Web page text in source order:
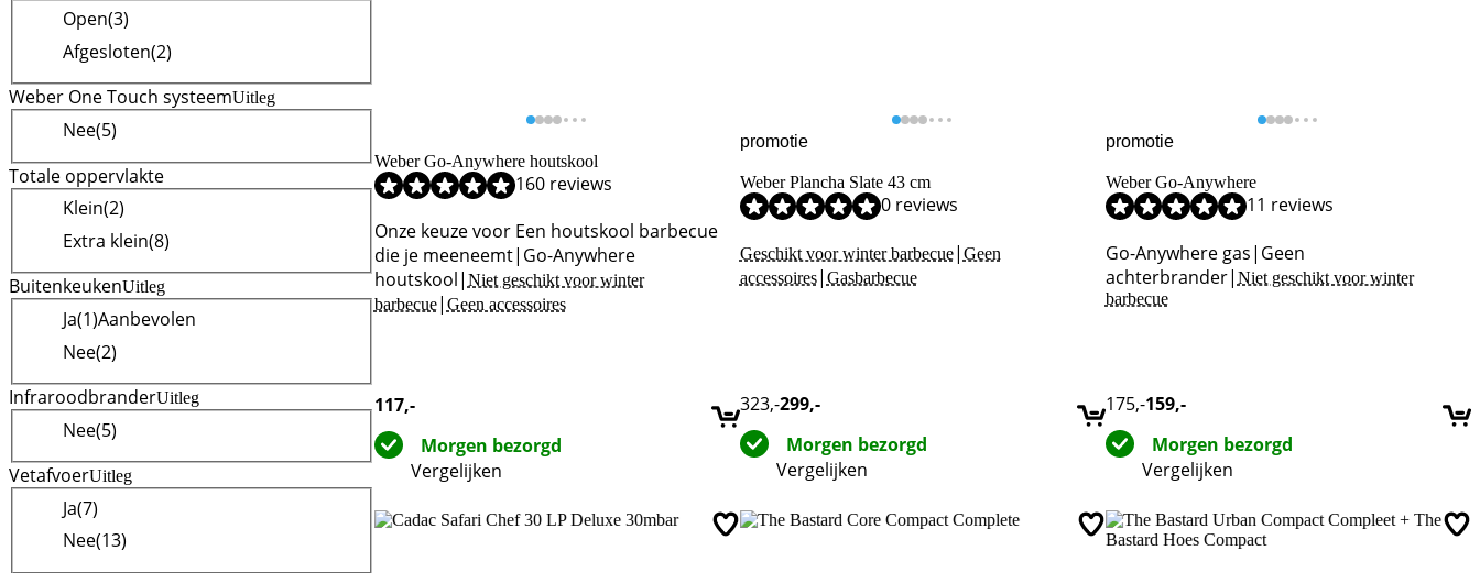
Open(3)
Afgesloten(2)
Weber One Touch systeemUitleg
Nee(5)
Totale oppervlakte
Klein(2)
Extra klein(8)
BuitenkeukenUitleg
Ja(1)Aanbevolen
Nee(2)
InfraroodbranderUitleg
Nee(5)
VetafvoerUitleg
Ja(7)
Nee(13)
Weber Go-Anywhere houtskool
Beoordeling is 9,2 van de 10, gebaseerd op 160 reviews.
160 reviews
Onze keuze voor Een houtskool barbecue
die je meeneemt| Go-Anywhere
houtskool| Niet geschikt voor winter
barbecue| Geen accessoires
117,-
Morgen bezorgd
Vergelijken
promotie
Weber Plancha Slate 43 cm
0 reviews
Geschikt voor winter barbecue| Geen
accessoires| Gasbarbecue
323,-299,-
Morgen bezorgd
Vergelijken
promotie
Weber Go-Anywhere
Beoordeling is 9,2 van de 10, gebaseerd op 11 reviews.
11 reviews
Go-Anywhere gas| Geen
achterbrander| Niet geschikt voor winter
barbecue
175,-159,-
Morgen bezorgd
Vergelijken